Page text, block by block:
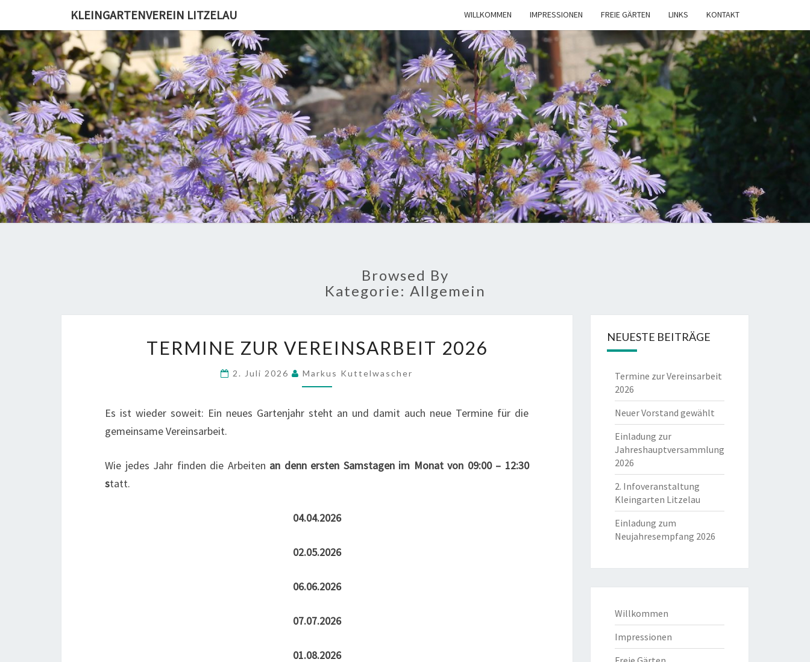
KLEINGARTENVEREIN LITZELAU WILLKOMMEN IMPRESSIONEN FREIE GÄRTEN LINKS KONTAKT
LITZELAU
Browsed By
Kategorie: Allgemein
ZUR
2026
TERMINE ZUR VEREINSARBEIT 2026
2. Juli 2026 Markus Kuttelwascher
Es ist wieder soweit: Ein neues Gartenjahr steht an und damit auch neue Termine für die
gemeinsame Vereinsarbeit.
Wie jedes Jahr finden die Arbeiten an denn ersten Samstagen im Monat von 09:00 – 12:30
statt.
04.04.2026
02.05.2026
06.06.2026
07.07.2026
01.08.2026
NEUESTE BEITRÄGE
Termine zur Vereinsarbeit
2026
Neuer Vorstand gewählt
Einladung zur
Jahreshauptversammlung
2026
2. Infoveranstaltung
Kleingarten Litzelau
Einladung zum
Neujahresempfang 2026
Willkommen
Impressionen